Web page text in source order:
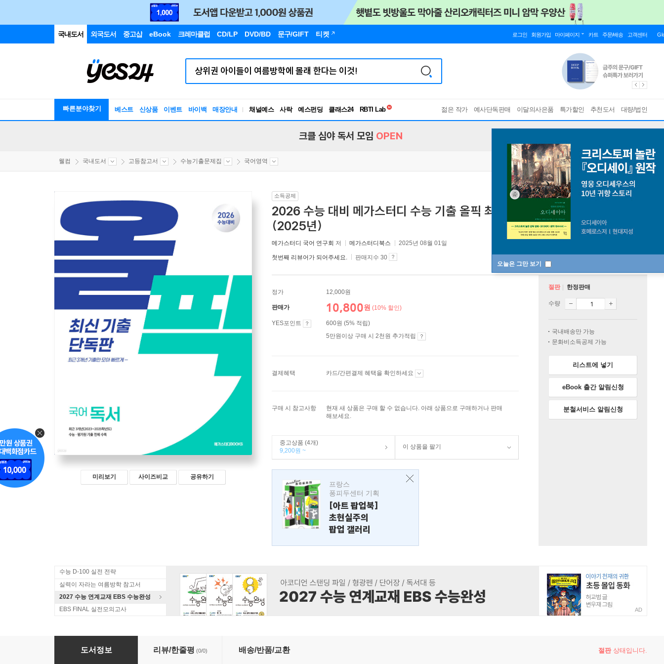
국내도서 외국도서 중고샵 eBook 크레마클럽 CD/LP DVD/BD 문구/GIFT 티켓 로그인 회원가입 마이페이지 카트 주문/배송 고객센터
빠른분야찾기 베스트 신상품 이벤트 바이백 매장안내 채널예스 사락 예스펀딩 클래스24
독서유형검사
젊은 작가 예사단독판매 이달의사은품 특가할인 추천도서 대량/법인
오늘은 그만 보기
크클 심야 독서 모임 OPEN
웰컴 국내도서 고등참고서 수능기출문제집 국어영역
미리보기 사이즈비교 공유하기
소득공제
2026 수능 대비 메가스터디 수능 기출 올픽 최신 기출 단독판 국어 독서
(2025년)
메가스터디 국어 연구회 저 메가스터디북스 2025년 08월 01일
첫번째 리뷰어가 되어주세요. 판매지수 30
정가 12,000원
판매가 10,800원 (10% 할인)
YES포인트
600원 (5% 적립)
5만원이상 구매 시 2천원 추가적립
결제혜택 카드/간편결제 혜택을 확인하세요
구매 시 참고사항
현재 새 상품은 구매 할 수 없습니다. 아래 상품으로 구매하거나 판매
해보세요.
중고상품 (4개)
9,200원 ~
이 상품을 팔기
프랑스
퐁피두센터 기획
[아트 팝업북]
초현실주의
팝업 갤러리
절판 한정판매
수량
국내배송만 가능
문화비소득공제 가능
리스트에 넣기
eBook 출간 알림신청
분철서비스 알림신청
수능 D-100 실전 전략
실력이 자라는 여름방학 참고서
2027 수능 연계교재 EBS 수능완성
EBS FINAL 실전모의고사
AD
2026 수능 대비 메가스터디 수능 기출 올픽 최신 기출 단독판 국어 독서 (2025년)
도서정보 리뷰/한줄평 (0/0) 배송/반품/교환 절판상태입니다.